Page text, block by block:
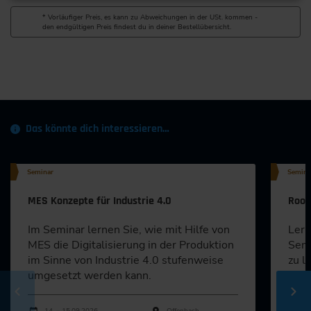
* Vorläufiger Preis, es kann zu Abweichungen in der USt. kommen -
den endgültigen Preis findest du in deiner Bestellübersicht.
Das könnte dich interessieren…
Seminar
MES Konzepte für Industrie 4.0
Im Seminar lernen Sie, wie mit Hilfe von
MES die Digitalisierung in der Produktion
im Sinne von Industrie 4.0 stufenweise
umgesetzt werden kann.
Durchführungen
zu